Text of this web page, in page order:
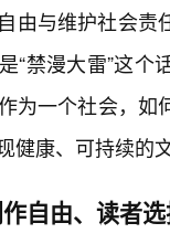
由与维护社会责
“禁漫大雷”这
为一个社会，
健康、可持续的
自由、读者